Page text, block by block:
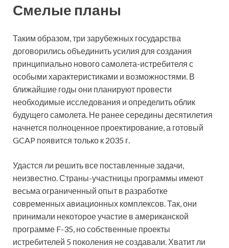
Смелые планы
Таким образом, три зарубежных государства
договорились объединить усилия для создания
принципиально нового самолета-истребителя с
особыми характеристиками и возможностями. В
ближайшие годы они планируют провести
необходимые исследования и определить облик
будущего самолета. Не ранее середины десятилетия
начнется полноценное проектирование, а готовый
GCAP появится только к 2035 г.
Удастся ли решить все поставленные задачи,
неизвестно. Страны-участницы программы имеют
весьма ограниченный опыт в разработке
современных авиационных комплексов. Так, они
принимали некоторое участие в американской
программе F-35, но собственные проекты
истребителей 5 поколения не создавали. Хватит ли